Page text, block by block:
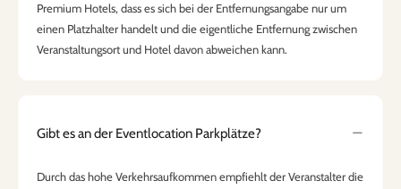
Premium Hotels, dass es sich bei der Entfernungsangabe nur um
einen Platzhalter handelt und die eigentliche Entfernung zwischen
Veranstaltungsort und Hotel davon abweichen kann.
Gibt es an der Eventlocation Parkplätze?
Durch das hohe Verkehrsaufkommen empfiehlt der Veranstalter die